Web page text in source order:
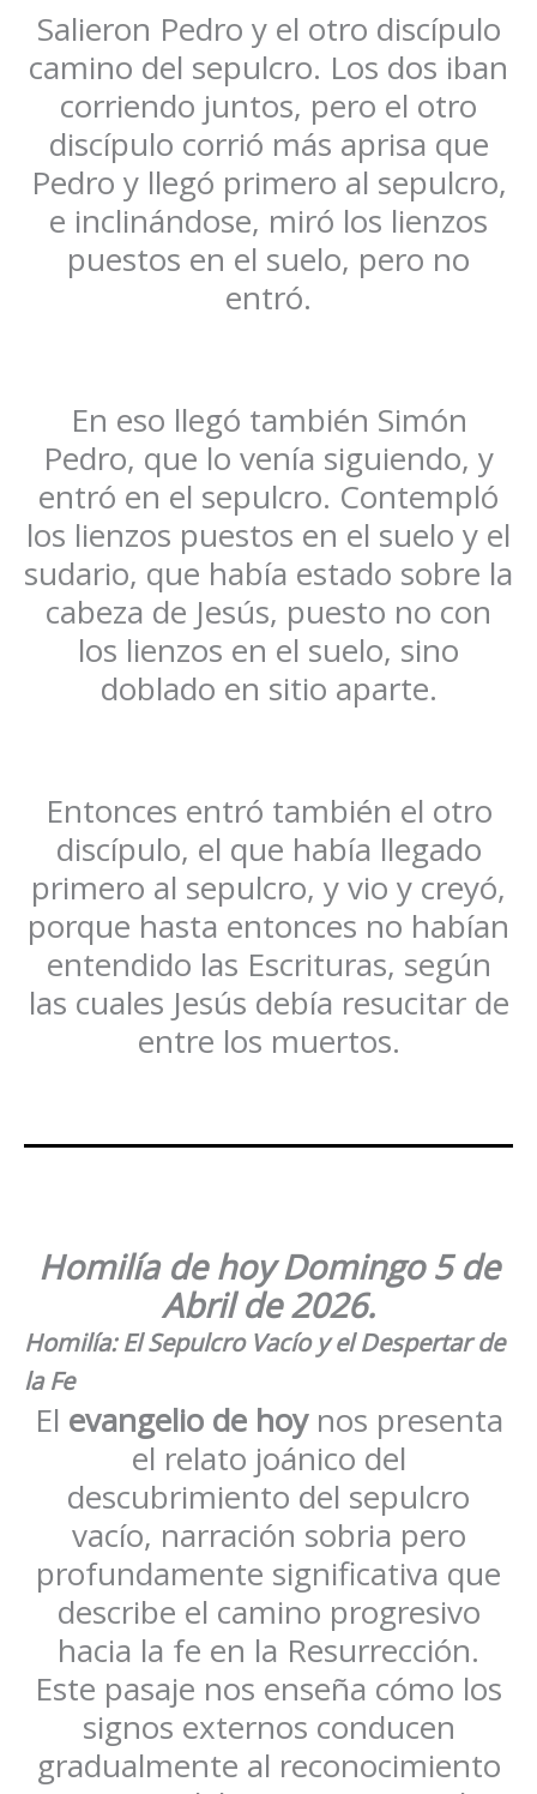
Salieron Pedro y el otro discípulo
camino del sepulcro. Los dos iban
corriendo juntos, pero el otro
discípulo corrió más aprisa que
Pedro y llegó primero al sepulcro,
e inclinándose, miró los lienzos
puestos en el suelo, pero no
entró.
En eso llegó también Simón
Pedro, que lo venía siguiendo, y
entró en el sepulcro. Contempló
los lienzos puestos en el suelo y el
sudario, que había estado sobre la
cabeza de Jesús, puesto no con
los lienzos en el suelo, sino
doblado en sitio aparte.
Entonces entró también el otro
discípulo, el que había llegado
primero al sepulcro, y vio y creyó,
porque hasta entonces no habían
entendido las Escrituras, según
las cuales Jesús debía resucitar de
entre los muertos.
Homilía de hoyDomingo5 de
Abril de 2026.
Homilía: El Sepulcro Vacío y el Despertar de
la Fe
El evangelio de hoynos presenta
el relato joánico del
descubrimiento del sepulcro
vacío, narración sobria pero
profundamente significativa que
describe el camino progresivo
hacia la fe en la Resurrección.
Este pasaje nos enseña cómo los
signos externos conducen
gradualmente al reconocimiento